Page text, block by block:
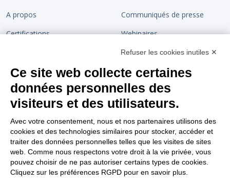
A propos
Certifications
Rejoignez-nous
Contact
Communiqués de presse
Webinaires
Chaîne de confiance
Blog
Support
Tutoriels vidéos
Aller sur le site support
FAQ Dématérialisation
Nous suivre
Refuser les cookies inutiles ✕
Ce site web collecte certaines
données personnelles des
visiteurs et des utilisateurs.
Avec votre consentement, nous et nos partenaires utilisons des
cookies et des technologies similaires pour stocker, accéder et
traiter des données personnelles telles que les visites de sites
web. Comme nous respectons votre droit à la vie privée, vous
pouvez choisir de ne pas autoriser certains types de cookies.
Cliquez sur les préférences RGPD pour en savoir plus.